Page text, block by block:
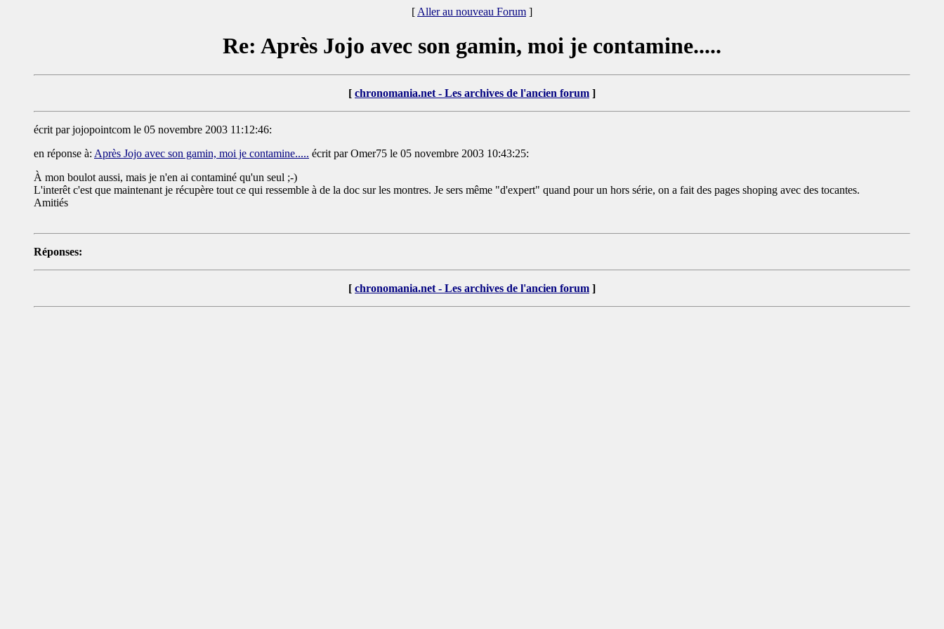
[ Aller au nouveau Forum ]
Re: Après Jojo avec son gamin, moi je contamine.....
[ chronomania.net - Les archives de l'ancien forum ]
écrit par jojopointcom le 05 novembre 2003 11:12:46:
en réponse à: Après Jojo avec son gamin, moi je contamine..... écrit par Omer75 le 05 novembre 2003 10:43:25:
À mon boulot aussi, mais je n'en ai contaminé qu'un seul ;-)
L'interêt c'est que maintenant je récupère tout ce qui ressemble à de la doc sur les montres. Je sers même "d'expert" quand pour un hors série, on a fait des pages shoping avec des tocantes.
Amitiés
Réponses:
[ chronomania.net - Les archives de l'ancien forum ]